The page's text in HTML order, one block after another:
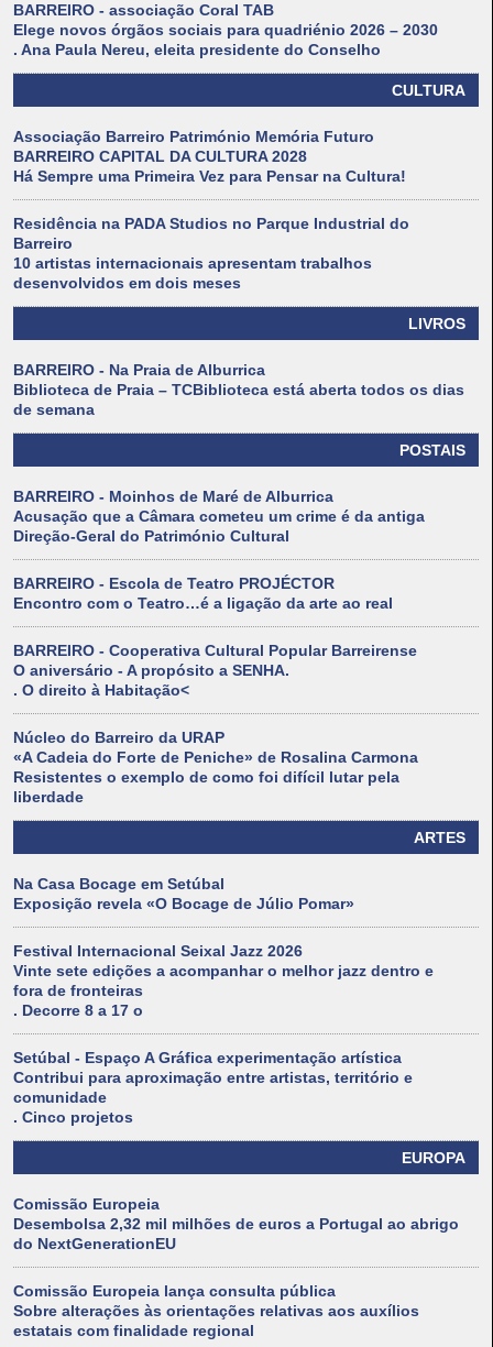
BARREIRO - associação Coral TAB
Elege novos órgãos sociais para quadriénio 2026 – 2030
. Ana Paula Nereu, eleita presidente do Conselho
CULTURA
Associação Barreiro Património Memória Futuro
BARREIRO CAPITAL DA CULTURA 2028
Há Sempre uma Primeira Vez para Pensar na Cultura!
Residência na PADA Studios no Parque Industrial do
Barreiro
10 artistas internacionais apresentam trabalhos
desenvolvidos em dois meses
LIVROS
BARREIRO - Na Praia de Alburrica
Biblioteca de Praia – TCBiblioteca está aberta todos os dias
de semana
POSTAIS
BARREIRO - Moinhos de Maré de Alburrica
Acusação que a Câmara cometeu um crime é da antiga
Direção-Geral do Património Cultural
BARREIRO - Escola de Teatro PROJÉCTOR
Encontro com o Teatro…é a ligação da arte ao real
BARREIRO - Cooperativa Cultural Popular Barreirense
O aniversário - A propósito a SENHA.
. O direito à Habitação<
Núcleo do Barreiro da URAP
«A Cadeia do Forte de Peniche» de Rosalina Carmona
Resistentes o exemplo de como foi difícil lutar pela
liberdade
ARTES
Na Casa Bocage em Setúbal
Exposição revela «O Bocage de Júlio Pomar»
Festival Internacional Seixal Jazz 2026
Vinte sete edições a acompanhar o melhor jazz dentro e
fora de fronteiras
. Decorre 8 a 17 o
Setúbal - Espaço A Gráfica experimentação artística
Contribui para aproximação entre artistas, território e
comunidade
. Cinco projetos
EUROPA
Comissão Europeia
Desembolsa 2,32 mil milhões de euros a Portugal ao abrigo
do NextGenerationEU
Comissão Europeia lança consulta pública
Sobre alterações às orientações relativas aos auxílios
estatais com finalidade regional